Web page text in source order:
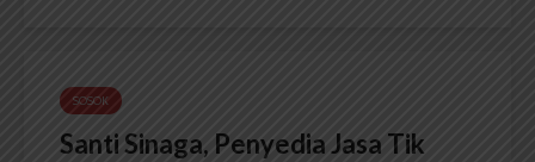
SOSOK
Santi Sinaga, Penyedia Jasa Tik